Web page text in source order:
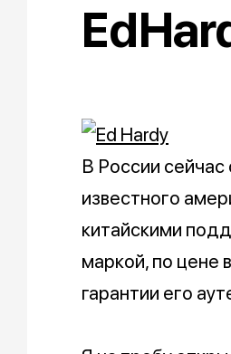
В России
известного
китайскими
маркой, по цене
гарантии его